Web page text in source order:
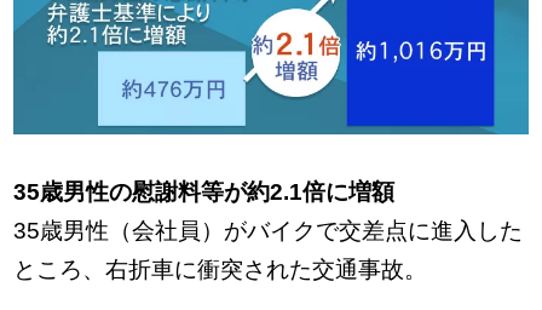
35歳男性の慰謝料等が約2.1倍に増額
35歳男性（会社員）がバイクで交差点に進入した
ところ、右折車に衝突された交通事故。